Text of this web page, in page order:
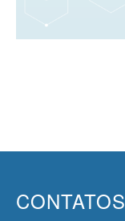
CONTATOS